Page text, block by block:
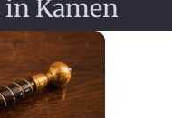
Kamen